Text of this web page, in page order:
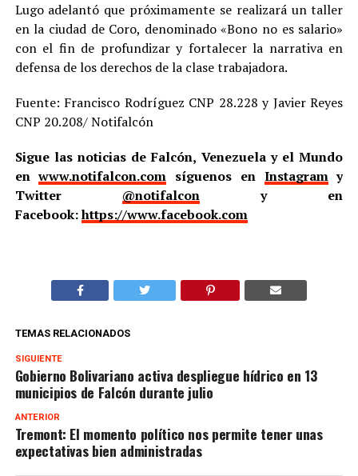
Lugo adelantó que próximamente se realizará un taller
en la ciudad de Coro, denominado «Bono no es salario»
con el fin de profundizar y fortalecer la narrativa en
defensa de los derechos de la clase trabajadora.
Fuente: Francisco Rodríguez CNP 28.228 y Javier Reyes
CNP 20.208/ Notifalcón
Sigue las noticias de Falcón, Venezuela y el Mundo
enwww.notifalcon.com síguenos en Instagramy
Twitter @notifalcony en
Facebook:https://www.facebook.com
TEMAS RELACIONADOS
SIGUIENTE
Gobierno Bolivariano activa despliegue hídrico en 13
municipios de Falcón durante julio
ANTERIOR
Tremont: El momento político nos permite tener unas
expectativas bien administradas